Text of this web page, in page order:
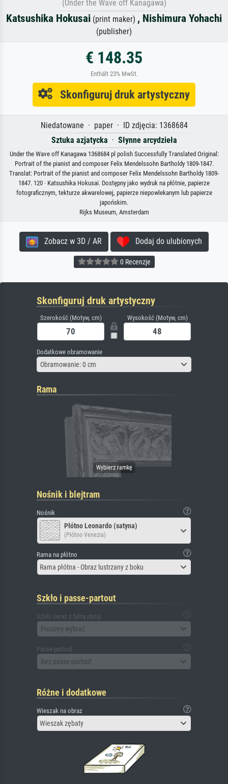
(Under the Wave off Kanagawa)
Katsushika Hokusai (print maker) , Nishimura Yohachi
(publisher)
€ 148.35
Enthält 23% MwSt.
Skonfiguruj druk artystyczny
Niedatowane · paper · ID zdjęcia: 1368684
Sztuka azjatycka · Słynne arcydzieła
Under the Wave off Kanagawa 1368684 pl polish Successfully Translated Original:
Portrait of the pianist and composer Felix Mendelssohn Bartholdy 1809-1847.
Translat: Portrait of the pianist and composer Felix Mendelssohn Bartholdy 1809-
1847. 120 · Katsushika Hokusai. Dostępny jako wydruk na płótnie, papierze
fotograficznym, tekturze akwarelowej, papierze niepowlekanym lub papierze
japońskim.
Rijks Museum, Amsterdam
Zobacz w 3D / AR Dodaj do ulubionych
0 Recenzje
Skonfiguruj druk artystyczny
Szerokość (Motyw, cm) Wysokość (Motyw, cm)
Dodatkowe obramowanie
Obramowanie: 0 cm
Rama
Nośnik i blejtram
Nośnik
Płótno Leonardo (satyna)
(Płótno Venezia)
Rama na płótno
Rama płótna - Obraz lustrzany z boku
Szkło i passe-partout
Szkło (wraz z tylną płytą)
Prosimy wybrać
Passe-partout
Bez passe-partout
Różne i dodatkowe
Wieszak na obraz
Wieszak zębaty